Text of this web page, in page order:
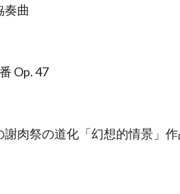
奏曲
Op. 47
肉祭の道化「幻想的情景」作